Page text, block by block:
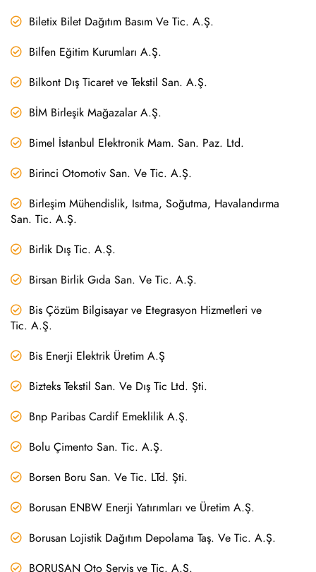
Biletix Bilet Dağıtım Basım Ve Tic. A.Ş.
Bilfen Eğitim Kurumları A.Ş.
Bilkont Dış Ticaret ve Tekstil San. A.Ş.
BİM Birleşik Mağazalar A.Ş.
Bimel İstanbul Elektronik Mam. San. Paz. Ltd.
Birinci Otomotiv San. Ve Tic. A.Ş.
Birleşim Mühendislik, Isıtma, Soğutma, Havalandırma
San. Tic. A.Ş.
Birlik Dış Tic. A.Ş.
Birsan Birlik Gıda San. Ve Tic. A.Ş.
Bis Çözüm Bilgisayar ve Etegrasyon Hizmetleri ve
Tic. A.Ş.
Bis Enerji Elektrik Üretim A.Ş
Bizteks Tekstil San. Ve Dış Tic Ltd. Şti.
Bnp Paribas Cardif Emeklilik A.Ş.
Bolu Çimento San. Tic. A.Ş.
Borsen Boru San. Ve Tic. LTd. Şti.
Borusan ENBW Enerji Yatırımları ve Üretim A.Ş.
Borusan Lojistik Dağıtım Depolama Taş. Ve Tic. A.Ş.
BORUSAN Oto Servis ve Tic. A.Ş.